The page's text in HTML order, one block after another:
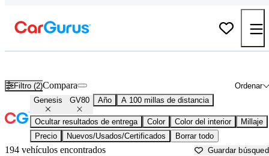
Filtro (2) Ordenar
Compara
Genesis GV80 Año A 100 millas de distancia
Ocultar resultados de entrega Color Color del interior
Millaje
Precio
Nuevos/Usados/Certificados Borrar todo
194 vehículos encontrados Guardar